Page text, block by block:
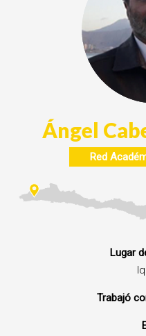
Ángel
Red
Lugar
Trabajó